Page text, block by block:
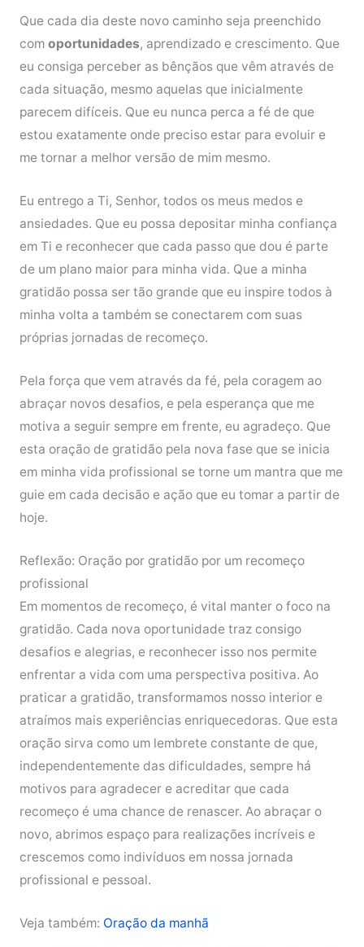
Que cada dia deste novo caminho seja preenchido
com oportunidades, aprendizado e crescimento. Que
eu consiga perceber as bênçãos que vêm através de
cada situação, mesmo aquelas que inicialmente
parecem difíceis. Que eu nunca perca a fé de que
estou exatamente onde preciso estar para evoluir e
me tornar a melhor versão de mim mesmo.
Eu entrego a Ti, Senhor, todos os meus medos e
ansiedades. Que eu possa depositar minha confiança
em Ti e reconhecer que cada passo que dou é parte
de um plano maior para minha vida. Que a minha
gratidão possa ser tão grande que eu inspire todos à
minha volta a também se conectarem com suas
próprias jornadas de recomeço.
Pela força que vem através da fé, pela coragem ao
abraçar novos desafios, e pela esperança que me
motiva a seguir sempre em frente, eu agradeço. Que
esta oração de gratidão pela nova fase que se inicia
em minha vida profissional se torne um mantra que me
guie em cada decisão e ação que eu tomar a partir de
hoje.
Reflexão: Oração por gratidão por um recomeço
profissional
Em momentos de recomeço, é vital manter o foco na
gratidão. Cada nova oportunidade traz consigo
desafios e alegrias, e reconhecer isso nos permite
enfrentar a vida com uma perspectiva positiva. Ao
praticar a gratidão, transformamos nosso interior e
atraímos mais experiências enriquecedoras. Que esta
oração sirva como um lembrete constante de que,
independentemente das dificuldades, sempre há
motivos para agradecer e acreditar que cada
recomeço é uma chance de renascer. Ao abraçar o
novo, abrimos espaço para realizações incríveis e
crescemos como indivíduos em nossa jornada
profissional e pessoal.
Veja também: Oração da manhã